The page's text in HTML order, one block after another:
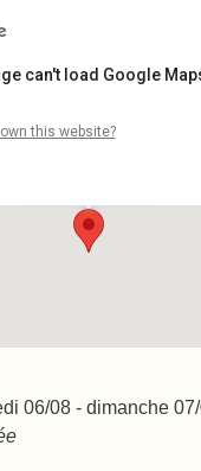
Bout du Monde
can't load Google
this website?
06/08 - dimanche